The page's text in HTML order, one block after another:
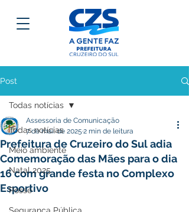
Post
Todas notícias
Meio ambiente
Natal 2025
Posse
Todas notícias
Prefeitura de Cruzeiro do Sul adia
Comemoração das Mães para o dia
16 com grande festa no Complexo
Esportivo
Assessoria de Comunicação
7 de mai. de 2025 2 min de leitura